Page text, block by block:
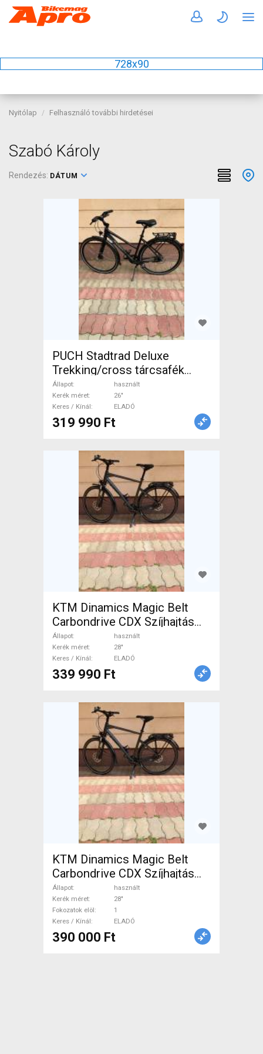
728x90
Nyitólap Felhasználó további hirdetései
Szabó Károly
Rendezés: DÁTUM
PUCH Stadtrad Deluxe
Trekking/cross tárcsafék
használt ELADÓ
Állapot
használt
Kerék méret
26"
Keres / Kínál
ELADÓ
319 990 Ft
KTM Dinamics Magic Belt
Carbondrive CDX Szíjhajtás
Trekking/cross tárcsafék
használt ELADÓ
Állapot
használt
Kerék méret
28"
Keres / Kínál
ELADÓ
339 990 Ft
KTM Dinamics Magic Belt
Carbondrive CDX Szíjhajtás
Trekking/cross tárcsafék
használt ELADÓ
Állapot
használt
Kerék méret
28"
Fokozatok elöl
1
Keres / Kínál
ELADÓ
390 000 Ft